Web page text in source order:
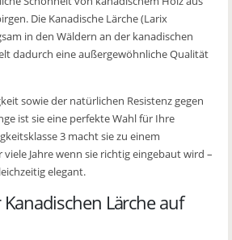
Die Kanadische Lärche (Larix
in den Wäldern an der kanadischen
dadurch eine außergewöhnliche Qualität
sowie der natürlichen Resistenz gegen
ist sie eine perfekte Wahl für Ihre
3 macht sie zu einem
Jahre wenn sie richtig eingebaut wird –
elegant.
Lärche auf